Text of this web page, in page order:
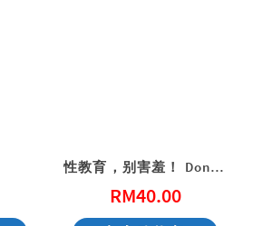
性教育，别害羞！ Don’t Be Shy: A Friendly Guide to Sex Education
RM40.00